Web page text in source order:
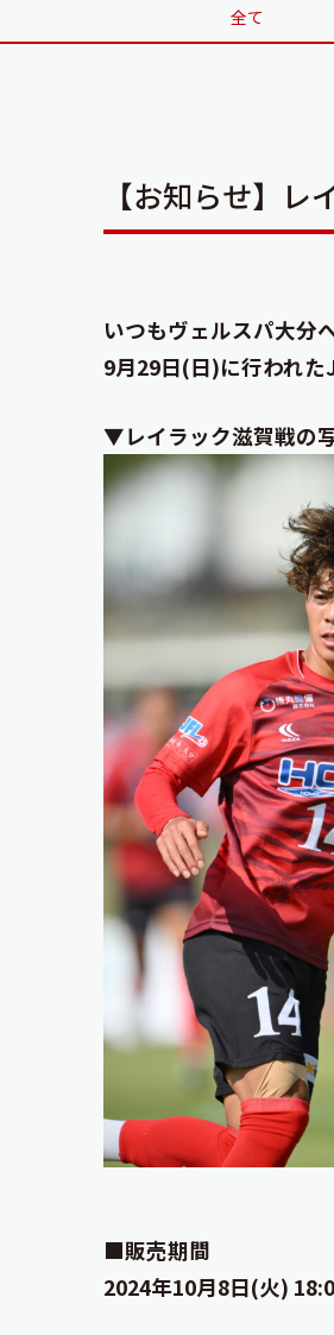
全て
【お知らせ】
いつもヴェルスパ大分
9月29日(日)に行われた
▼レイラック滋賀戦の
■販売期間
2024年10月8日(火)